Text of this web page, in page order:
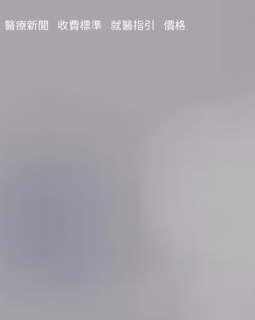
醫療新聞 收費標準 就醫指引 價格